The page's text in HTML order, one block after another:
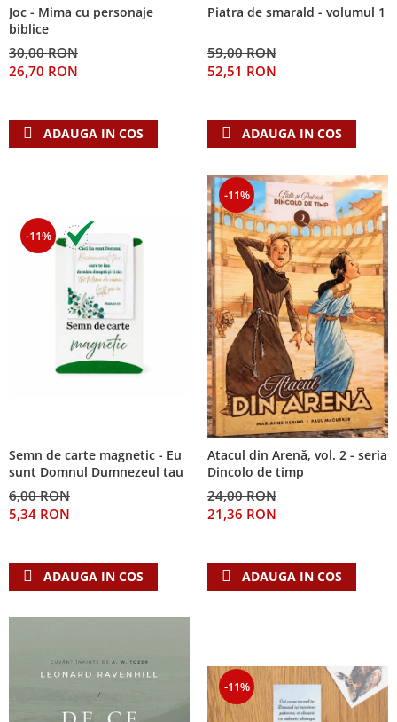
Joc - Mima cu personaje
biblice
30,00 RON
26,70 RON
ADAUGA IN COS
Piatra de smarald - volumul 1
59,00 RON
52,51 RON
ADAUGA IN COS
-11%
Semn de carte magnetic - Eu
sunt Domnul Dumnezeul tau
6,00 RON
5,34 RON
ADAUGA IN COS
-11%
Atacul din Arenă, vol. 2 - seria
Dincolo de timp
24,00 RON
21,36 RON
ADAUGA IN COS
-11%